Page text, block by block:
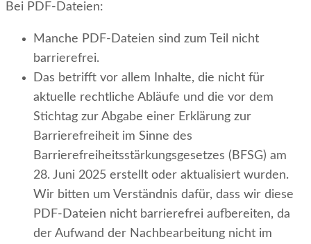
Bei PDF-Dateien:
Manche PDF-Dateien sind zum Teil nicht
barrierefrei.
Das betrifft vor allem Inhalte, die nicht für
aktuelle rechtliche Abläufe und die vor dem
Stichtag zur Abgabe einer Erklärung zur
Barrierefreiheit im Sinne des
Barrierefreiheitsstärkungsgesetzes (BFSG) am
28. Juni 2025 erstellt oder aktualisiert wurden.
Wir bitten um Verständnis dafür, dass wir diese
PDF-Dateien nicht barrierefrei aufbereiten, da
der Aufwand der Nachbearbeitung nicht im